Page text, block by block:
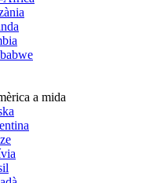
a mida